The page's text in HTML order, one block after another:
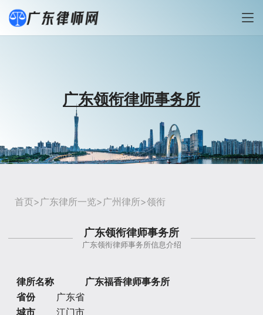
广东领衔律师事务所
首页> 广东律所一览> 广州律所>领衔
广东领衔律师事务所
广东领衔律师事务所信息介绍
律所名称
广东福香律师事务所
省份
广东省
城市
江门市